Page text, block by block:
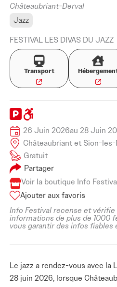
Châteaubriant-Derval
Jazz
FESTIVAL LES DIVAS DU JAZZ
Transport
26 Juin 2026au 28 Juin
Châteaubriant et Sion-les-
Gratuit
Partager
Voir la boutique Info
Ajouter aux favoris
Info Festival recense et vérifie
informations de plus de 1000
vous garantir des infos fiables
Le jazz a rendez-vous avec la
28 juin 2026, lorsque